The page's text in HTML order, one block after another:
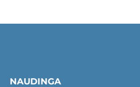
NAUDINGA